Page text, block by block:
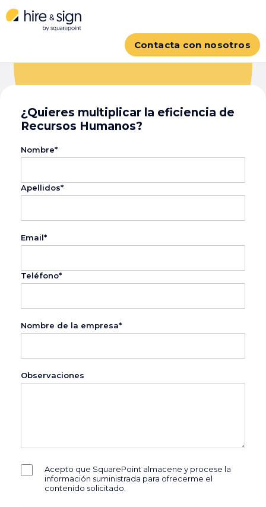
Contacta con nosotros
¿Quieres multiplicar la eficiencia de
Recursos Humanos?
Nombre*
Apellidos*
Email*
Teléfono*
Nombre de la empresa*
Observaciones
Acepto que SquarePoint almacene y procese la
información suministrada para ofrecerme el
contenido solicitado.